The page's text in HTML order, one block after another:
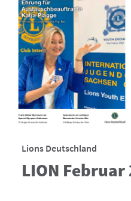
Lions Deutschland
LION Februar